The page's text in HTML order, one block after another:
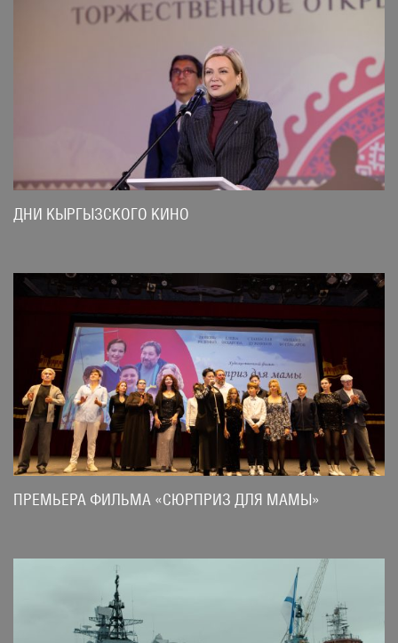
ДНИ КЫРГЫЗСКОГО КИНО
ПРЕМЬЕРА ФИЛЬМА «СЮРПРИЗ ДЛЯ МАМЫ»